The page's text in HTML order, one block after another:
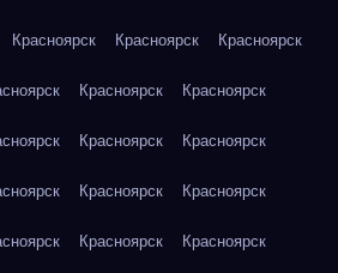
Красноярск Красноярск Красноярск
Красноярск Красноярск
Красноярск Красноярск
Красноярск Красноярск
Красноярск Красноярск